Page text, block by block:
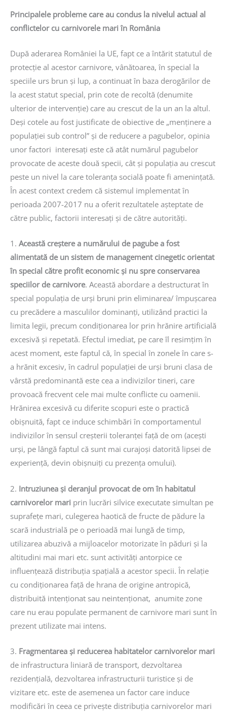
Principalele probleme care au condus la nivelul actual al
conflictelor cu carnivorele mari în România
După aderarea României la UE, fapt ce a întărit statutul de
protecție al acestor carnivore, vânătoarea, în special la
speciile urs brun și lup, a continuat în baza derogărilor de
la acest statut special, prin cote de recoltă (denumite
ulterior de intervenție) care au crescut de la un an la altul.
Deși cotele au fost justificate de obiective de „menținere a
populației sub control” și de reducere a pagubelor, opinia
unor factori interesați este că atât numărul pagubelor
provocate de aceste două specii, cât și populația au crescut
peste un nivel la care toleranța socială poate fi amenințată.
În acest context credem că sistemul implementat în
perioada 2007-2017 nu a oferit rezultatele așteptate de
către public, factorii interesați și de către autorități.
1. Această creștere a numărului de pagube a fost
alimentată de un sistem de management cinegetic orientat
în special către profit economic și nu spre conservarea
speciilor de carnivore. Această abordare a destructurat în
special populația de urși bruni prin eliminarea/ împușcarea
cu precădere a masculilor dominanți, utilizând practici la
limita legii, precum condiționarea lor prin hrănire artificială
excesivă și repetată. Efectul imediat, pe care îl resimțim în
acest moment, este faptul că, în special în zonele în care s-
a hrănit excesiv, în cadrul populației de urși bruni clasa de
vârstă predominantă este cea a indivizilor tineri, care
provoacă frecvent cele mai multe conflicte cu oamenii.
Hrănirea excesivă cu diferite scopuri este o practică
obișnuită, fapt ce induce schimbări în comportamentul
indivizilor în sensul creșterii toleranței față de om (acești
urși, pe lângă faptul că sunt mai curajoși datorită lipsei de
experiență, devin obișnuiți cu prezența omului).
2. Intruziunea și deranjul provocat de om în habitatul
carnivorelor mari prin lucrări silvice executate simultan pe
suprafețe mari, culegerea haotică de fructe de pădure la
scară industrială pe o perioadă mai lungă de timp,
utilizarea abuzivă a mijloacelor motorizate în păduri și la
altitudini mai mari etc. sunt activități antorpice ce
influențează distribuția spațială a acestor specii. În relație
cu condiționarea față de hrana de origine antropică,
distribuită intenționat sau neintenționat, anumite zone
care nu erau populate permanent de carnivore mari sunt în
prezent utilizate mai intens.
3. Fragmentarea și reducerea habitatelor carnivorelor mari
de infrastructura liniară de transport, dezvoltarea
rezidențială, dezvoltarea infrastructurii turistice și de
vizitare etc. este de asemenea un factor care induce
modificări în ceea ce privește distribuția carnivorelor mari